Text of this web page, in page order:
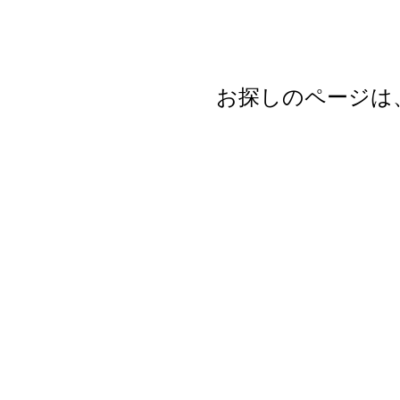
お探しのページ